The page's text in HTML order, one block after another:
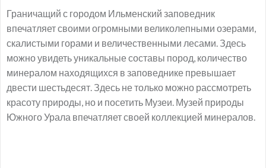
Граничащий с городом Ильменский заповедник
впечатляет своими огромными великолепными озерами,
скалистыми горами и величественными лесами. Здесь
можно увидеть уникальные составы пород, количество
минералом находящихся в заповеднике превышает
двести шестьдесят. Здесь не только можно рассмотреть
красоту природы, но и посетить Музеи. Музей природы
Южного Урала впечатляет своей коллекцией минералов.